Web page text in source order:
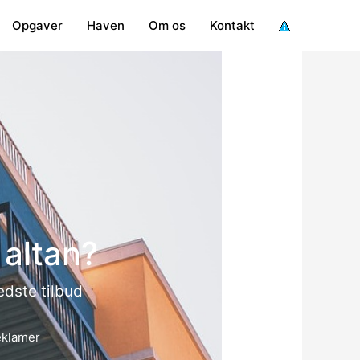
Opgaver Haven Om os Kontakt
tilbud